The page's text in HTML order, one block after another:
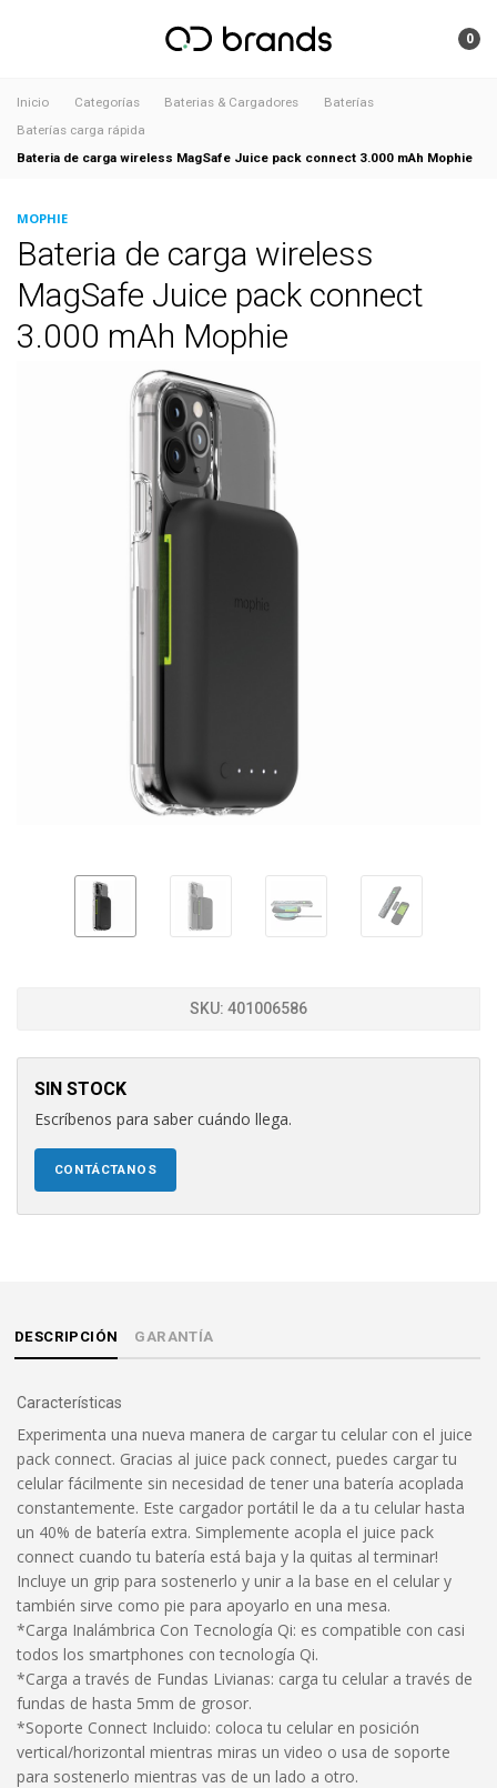
0
Inicio Categorías Baterias & Cargadores
Baterías
Baterías carga rápida
Bateria de carga wireless MagSafe Juice pack connect 3.000 mAh Mophie
MOPHIE
Bateria de carga wireless
MagSafe Juice pack connect
3.000 mAh Mophie
SKU: 401006586
SIN STOCK
Escríbenos para saber cuándo llega.
CONTÁCTANOS
DESCRIPCIÓN GARANTÍA
Características
Experimenta una nueva manera de cargar tu celular con el juice
pack connect. Gracias al juice pack connect, puedes cargar tu
celular fácilmente sin necesidad de tener una batería acoplada
constantemente. Este cargador portátil le da a tu celular hasta
un 40% de batería extra. Simplemente acopla el juice pack
connect cuando tu batería está baja y la quitas al terminar!
Incluye un grip para sostenerlo y unir a la base en el celular y
también sirve como pie para apoyarlo en una mesa.
*Carga Inalámbrica Con Tecnología Qi: es compatible con casi
todos los smartphones con tecnología Qi.
*Carga a través de Fundas Livianas: carga tu celular a través de
fundas de hasta 5mm de grosor.
*Soporte Connect Incluido: coloca tu celular en posición
vertical/horizontal mientras miras un video o usa de soporte
para sostenerlo mientras vas de un lado a otro.